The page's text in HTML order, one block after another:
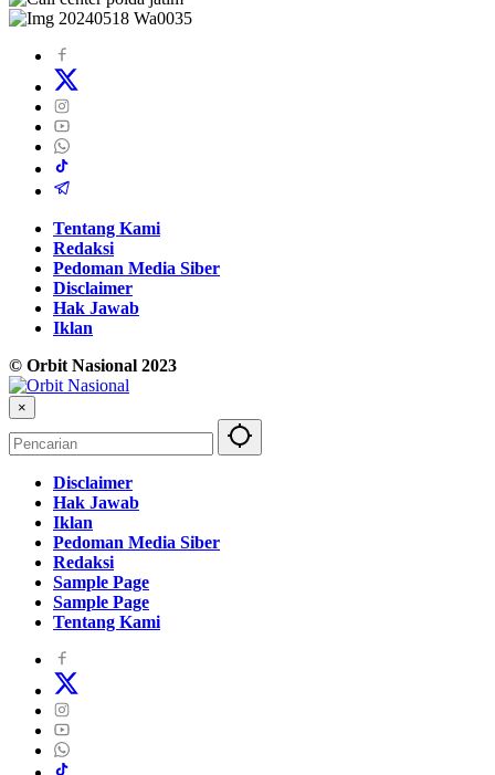
Tentang Kami
Redaksi
Pedoman Media Siber
Disclaimer
Hak Jawab
Iklan
© Orbit Nasional 2023
×
Disclaimer
Hak Jawab
Iklan
Pedoman Media Siber
Redaksi
Sample Page
Sample Page
Tentang Kami